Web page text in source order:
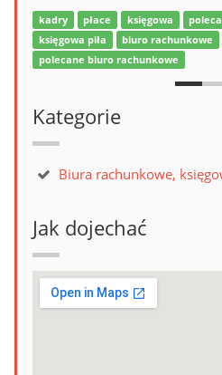
kadry płace księgowa
księgowa piła
biuro rachunkowe
polecane biuro rachunkowe
Kategorie
Biura rachunkowe,
Jak dojechać